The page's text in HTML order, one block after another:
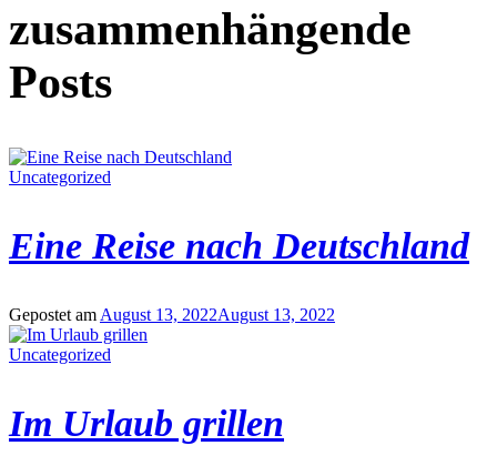
zusammenhängende
Posts
Uncategorized
Eine Reise nach Deutschland
Gepostet am August 13, 2022August 13, 2022
Uncategorized
Im Urlaub grillen